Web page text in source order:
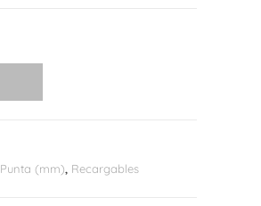
Punta (mm), Recargables